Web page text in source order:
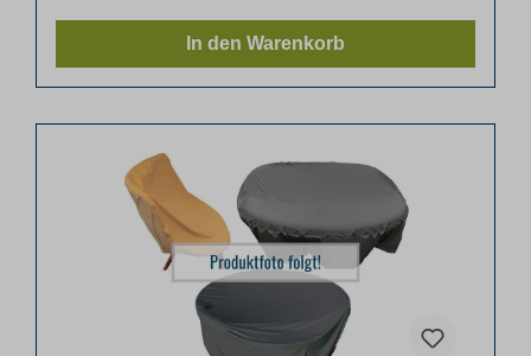
In den Warenkorb